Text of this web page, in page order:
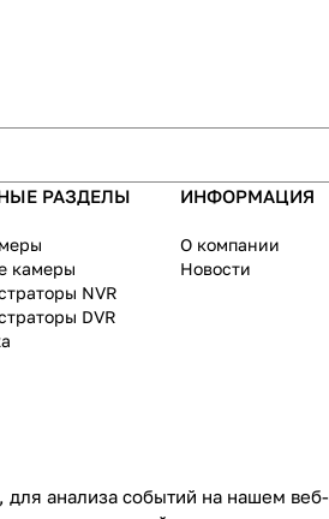
РАЗДЕЛЫ
камеры
NVR
DVR
ИНФОРМАЦИЯ
О компании
Новости
анализа событий на нашем веб-